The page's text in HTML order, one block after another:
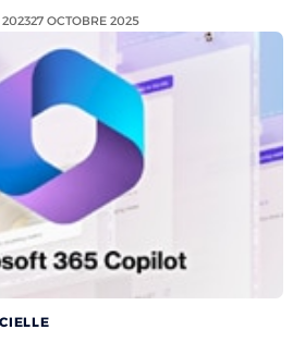
202327 OCTOBRE 2025